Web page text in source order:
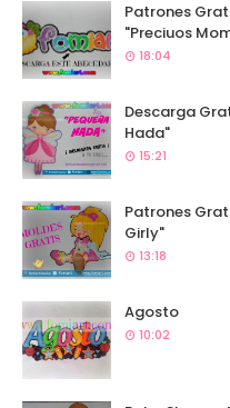
Patrones
"Preciuos
18:04
Descarga
Hada"
15:21
Patrones
Girly"
13:18
Agosto
10:02